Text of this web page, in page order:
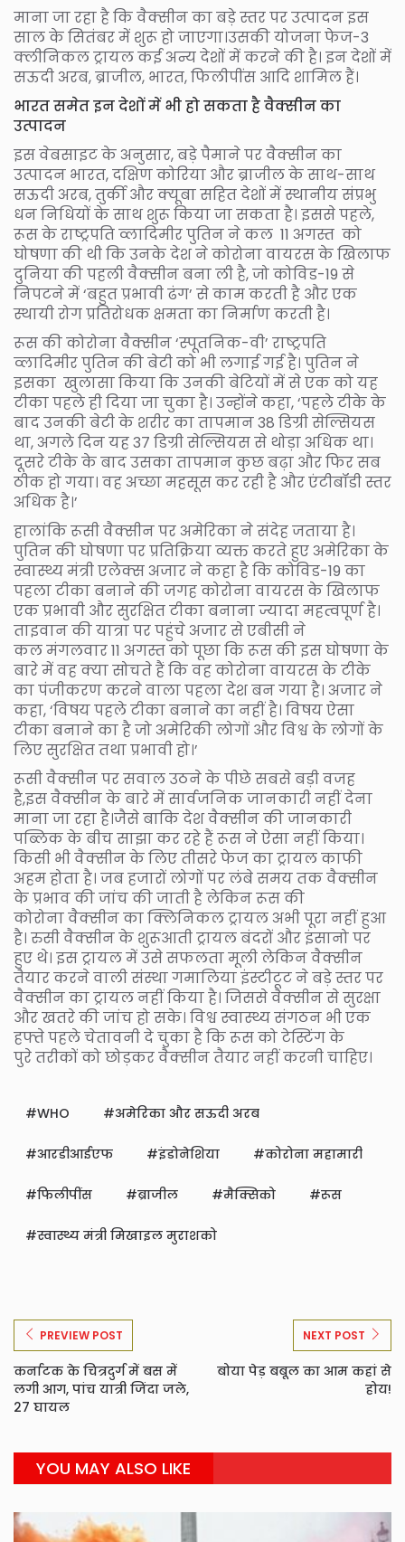
माना जा रहा है कि वैक्सीन का बड़े स्तर पर उत्पादन इस
साल के सितंबर में शुरू हो जाएगा।उसकी योजना फेज-3
क्लीनिकल ट्रायल कई अन्य देशों में करने की है। इन देशों में
सऊदी अरब, ब्राजील, भारत, फिलीपींस आदि शामिल हैं।
भारत समेत इन देशों में भी हो सकता है वैक्सीन का
उत्पादन
इस वेबसाइट के अनुसार, बड़े पैमाने पर वैक्सीन का
उत्पादन भारत, दक्षिण कोरिया और ब्राजील के साथ-साथ
सऊदी अरब, तुर्की और क्यूबा सहित देशों में स्थानीय संप्रभु
धन निधियों के साथ शुरू किया जा सकता है। इससे पहले,
रूस के राष्ट्रपति व्लादिमीर पुतिन ने कल 11 अगस्त को
घोषणा की थी कि उनके देश ने कोरोना वायरस के खिलाफ
दुनिया की पहली वैक्सीन बना ली है, जो कोविड-19 से
निपटने में ‘बहुत प्रभावी ढंग’ से काम करती है और एक
स्थायी रोग प्रतिरोधक क्षमता का निर्माण करती है।
रूस की कोरोना वैक्सीन ‘स्पूतनिक-वी’ राष्ट्रपति
व्लादिमीर पुतिन की बेटी को भी लगाई गई है। पुतिन ने
इसका खुलासा किया कि उनकी बेटियों में से एक को यह
टीका पहले ही दिया जा चुका है। उन्होंने कहा, ‘पहले टीके के
बाद उनकी बेटी के शरीर का तापमान 38 डिग्री सेल्सियस
था, अगले दिन यह 37 डिग्री सेल्सियस से थोड़ा अधिक था।
दूसरे टीके के बाद उसका तापमान कुछ बढ़ा और फिर सब
ठीक हो गया। वह अच्छा महसूस कर रही है और एंटीबॉडी स्तर
अधिक है।’
हालांकि रूसी वैक्सीन पर अमेरिका ने संदेह जताया है।
पुतिन की घोषणा पर प्रतिक्रिया व्यक्त करते हुए अमेरिका के
स्वास्थ्य मंत्री एलेक्स अजार ने कहा है कि कोविड-19 का
पहला टीका बनाने की जगह कोरोना वायरस के खिलाफ
एक प्रभावी और सुरक्षित टीका बनाना ज्यादा महत्वपूर्ण है।
ताइवान की यात्रा पर पहुंचे अजार से एबीसी ने
कल मंगलवार 11 अगस्त को पूछा कि रूस की इस घोषणा के
बारे में वह क्या सोचते हैं कि वह कोरोना वायरस के टीके
का पंजीकरण करने वाला पहला देश बन गया है। अजार ने
कहा, ‘विषय पहले टीका बनाने का नहीं है। विषय ऐसा
टीका बनाने का है जो अमेरिकी लोगों और विश्व के लोगों के
लिए सुरक्षित तथा प्रभावी हो।’
रूसी वैक्सीन पर सवाल उठने के पीछे सबसे बड़ी वजह
है,इस वैक्सीन के बारे में सार्वजनिक जानकारी नहीं देना
माना जा रहा है।जैसे बाकि देश वैक्सीन की जानकारी
पब्लिक के बीच साझा कर रहे हैं रूस ने ऐसा नहीं किया।
किसी भी वैक्सीन के लिए तीसरे फेज का ट्रायल काफी
अहम होता है। जब हजारों लोगों पर लंबे समय तक वैक्सीन
के प्रभाव की जांच की जाती है लेकिन रूस की
कोरोना वैक्सीन का क्लिनिकल ट्रायल अभी पूरा नहीं हुआ
है। रुसी वैक्सीन के शुरूआती ट्रायल बंदरों और इंसानो पर
हुए थे। इस ट्रायल में उसे सफलता मूली लेकिन वैक्सीन
तैयार करने वाली संस्था गमालिया इंस्टीटूट ने बड़े स्तर पर
वैक्सीन का ट्रायल नहीं किया है। जिससे वैक्सीन से सुरक्षा
और खतरे की जांच हो सके। विश्व स्वास्थ्य संगठन भी एक
हफ्ते पहले चेतावनी दे चुका है कि रूस को टेस्टिंग के
पुरे तरीकों को छोड़कर वैक्सीन तैयार नहीं करनी चाहिए।
WHO अमेरिका और सऊदी अरब
आरडीआईएफ इंडोनेशिया कोरोना महामारी
फिलीपींस ब्राजील मैक्सिको रूस
स्वास्थ्य मंत्री मिखाइल मुराशको
PREVIEW POST
कर्नाटक के चित्रदुर्ग में बस में
लगी आग, पांच यात्री जिंदा जले,
27 घायल
NEXT POST
बोया पेड़ बबूल का आम कहां से
होय!
YOU MAY ALSO LIKE